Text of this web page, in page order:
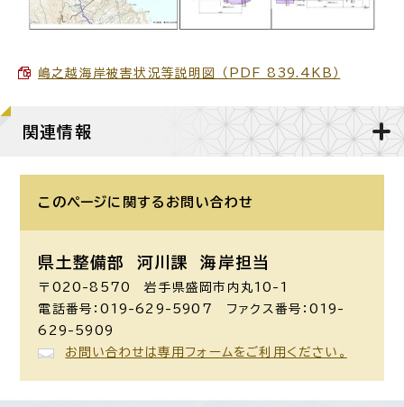
嶋之越海岸被害状況等説明図 （PDF 839.4KB）
関連情報
このページに関する お問い合わせ
県土整備部 河川課 海岸担当
〒020-8570 岩手県盛岡市内丸10-1
電話番号：019-629-5907 ファクス番号：019-
629-5909
お問い合わせは専用フォームをご利用ください。